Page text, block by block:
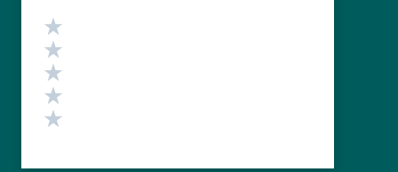
Valutazione